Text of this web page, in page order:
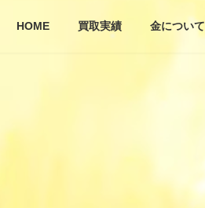
HOME 買取実績 金について